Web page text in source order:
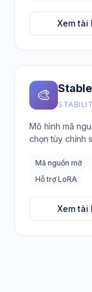
Xem tài
🎨
Mô hình mã
chọn tùy chỉnh
Mã nguồn mở
Hỗ trợ LoRA
Xem tài